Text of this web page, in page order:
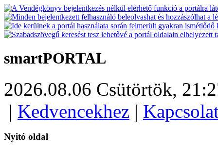
smartPORTAL
2026.08.06 Csütörtök,
| Kedvencekhez |
Nyitó oldal